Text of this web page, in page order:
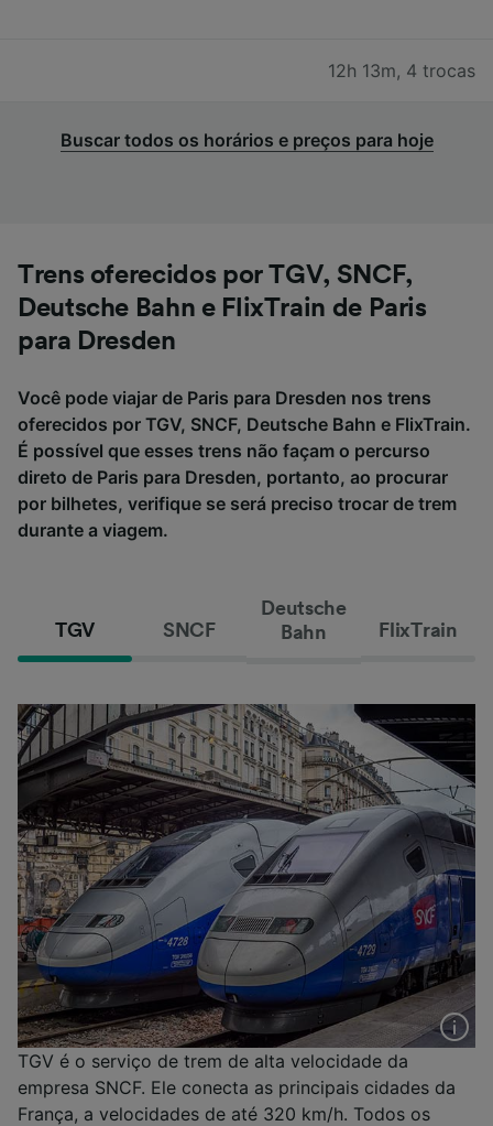
12h 13m, 4 trocas
Buscar todos os horários e preços para hoje
Trens oferecidos por TGV, SNCF,
Deutsche Bahn e FlixTrain de Paris
para Dresden
Você pode viajar de Paris para Dresden nos trens
oferecidos por TGV, SNCF, Deutsche Bahn e FlixTrain.
É possível que esses trens não façam o percurso
direto de Paris para Dresden, portanto, ao procurar
por bilhetes, verifique se será preciso trocar de trem
durante a viagem.
TGV SNCF
Deutsche
Bahn
FlixTrain
TGV é o serviço de trem de alta velocidade da
empresa SNCF. Ele conecta as principais cidades da
França, a velocidades de até 320 km/h. Todos os